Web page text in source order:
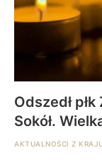
Odszedł
Sokół.
AKTUALNOŚCI Z